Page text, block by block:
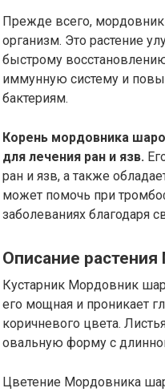
Прежде всего,
организм. Это растение
быстрому
иммунную систему и
бактериям.
Корень мордовника
для лечения ран и язв.
ран и язв, а также
может помочь при
заболеваниях благодаря
Описание
Кустарник Мордовник
его мощная и проникает
коричневого цвета.
овальную форму с
Цветение Мордовника